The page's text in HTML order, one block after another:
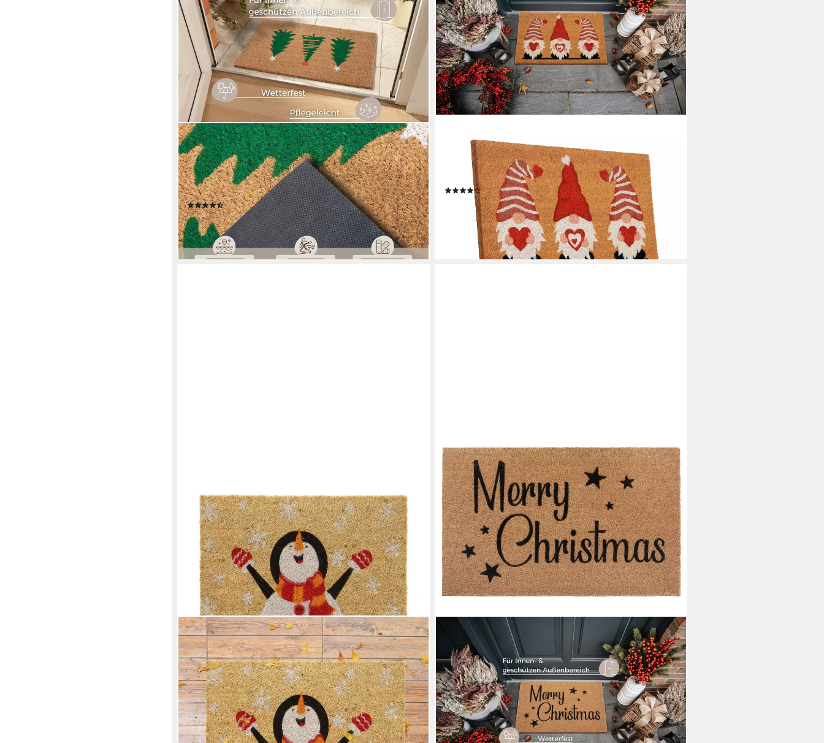
HANSE HOME
Fußmatte Mix Mats Kokos Decorated Pine Trees, Türmatte,
rechteckig, Höhe: 15 mm, Weihnachten,
Schmutzfangmatte, Outdoor, Rutschfest, Innen,
Kokosmatte
(4)
12,53 € UVP20,90 €
-40%
lieferbar - in 3-4 Werktagen bei dir
Fußmatte Kokos Gnome Heart, Türmatte, rechteckig, Höhe:
15 mm, Schmutzfangmatte, Rutschfest, Outdoor,
Weihnachten, Kokosmatte, Zwerg
(3)
UVP24,90 €
lieferbar - in 3-4 Werktagen bei dir